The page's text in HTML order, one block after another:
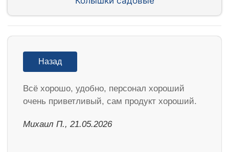
Назад
Всё хорошо, удобно, персонал хороший
очень приветливый, сам продукт хороший.
Михаил П., 21.05.2026